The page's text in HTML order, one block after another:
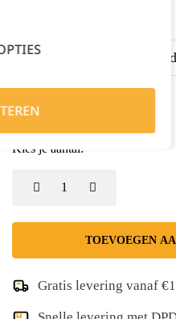
XSmall
XXLarge
Kies je aantal:
TOEVOEGEN
Gratis levering vanaf